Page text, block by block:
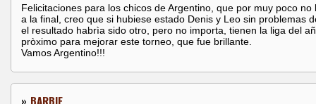
Felicitaciones para los chicos de Argentino, que por muy poco no
a la final, creo que si hubiese estado Denis y Leo sin problemas
el resultado habrìa sido otro, pero no importa, tienen la liga del
pròximo para mejorar este torneo, que fue brillante.
Vamos Argentino!!!
» BARBIE